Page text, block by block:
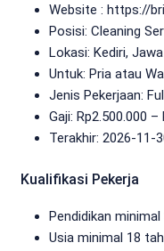
Website : https://
Posisi: Cleaning
Lokasi: Kediri,
Untuk: Pria atau
Jenis Pekerjaan:
Gaji: Rp2.500.000 –
Terakhir: 2026-11-
Kualifikasi Pekerja
Pendidikan
Usia minimal 18